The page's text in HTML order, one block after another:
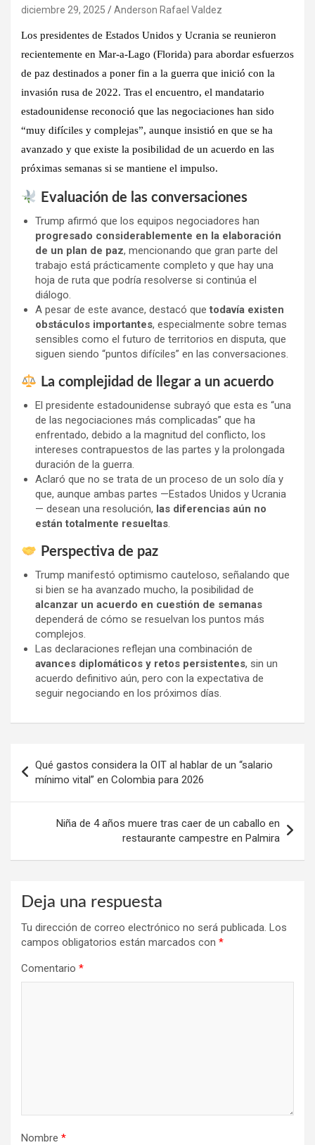
diciembre 29, 2025 Anderson Rafael Valdez
Los presidentes de Estados Unidos y Ucrania se reunieron
recientemente en Mar-a-Lago (Florida) para abordar esfuerzos
de paz destinados a poner fin a la guerra que inició con la
invasión rusa de 2022. Tras el encuentro, el mandatario
estadounidense reconoció que las negociaciones han sido
“muy difíciles y complejas”, aunque insistió en que se ha
avanzado y que existe la posibilidad de un acuerdo en las
próximas semanas si se mantiene el impulso.
Evaluación de las conversaciones
Trump afirmó que los equipos negociadores han
progresado considerablemente en la elaboración
de un plan de paz, mencionando que gran parte del
trabajo está prácticamente completo y que hay una
hoja de ruta que podría resolverse si continúa el
diálogo.
A pesar de este avance, destacó quetodavía existen
obstáculos importantes, especialmente sobre temas
sensibles como el futuro de territorios en disputa, que
siguen siendo “puntos difíciles” en las conversaciones.
La complejidad de llegar a un acuerdo
El presidente estadounidense subrayó que esta es “una
de las negociaciones más complicadas” que ha
enfrentado, debido a la magnitud del conflicto, los
intereses contrapuestos de las partes y la prolongada
duración de la guerra.
Aclaró que no se trata de un proceso de un solo día y
que, aunque ambas partes —Estados Unidos y Ucrania
— desean una resolución, las diferencias aún no
están totalmente resueltas.
Perspectiva de paz
Trump manifestó optimismo cauteloso, señalando que
si bien se ha avanzado mucho, la posibilidad de
alcanzar un acuerdo en cuestión de semanas
dependerá de cómo se resuelvan los puntos más
complejos.
Las declaraciones reflejan una combinación de
avances diplomáticos y retos persistentes, sin un
acuerdo definitivo aún, pero con la expectativa de
seguir negociando en los próximos días.
de
entradas
Qué gastos considera la OIT al hablar de un “salario
mínimo vital” en Colombia para 2026
Niña de 4 años muere tras caer de un caballo en
restaurante campestre en Palmira
Deja una respuesta
Tu dirección de correo electrónico no será publicada. Los
campos obligatorios están marcados con *
Comentario *
Nombre *